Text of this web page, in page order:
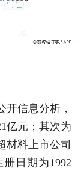
信息分析，
亿元；其次为
材料上市公司
日期为1992